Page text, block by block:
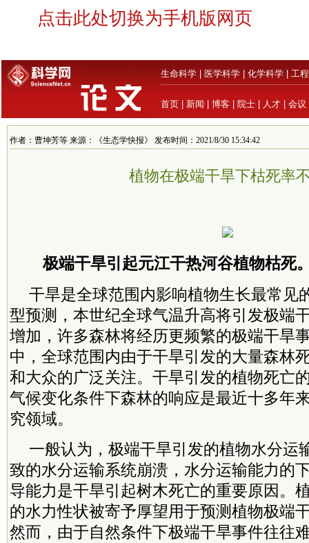
点击此处切换为手机版网页
生命科学 医学科学 化学科学 工
首页 新闻 博客 院士 人才 会议
作者：曹坤芳等 来源：《生态学快报》 发布时间：2021/8/30 15:34:42
植物在极端干旱下枯死率
极端干旱引起元江干热河谷植物枯死
干旱是全球范围内影响植物生长最常见
型预测，本世纪全球气温升高将引发极端
增加，许多森林将经历更频繁的极端干旱
中，全球范围内由于干旱引发的大量森林
和大众的广泛关注。干旱引发的植物死亡
气候变化条件下森林的响应是最近十多年
究领域。
一般认为，极端干旱引发的植物水分运
致的水分运输系统崩溃，水分运输能力的
导能力是干旱引起树木死亡的重要原因。
的水力性状被寄予厚望用于预测植物极端
然而，由于自然条件下极端干旱事件往往